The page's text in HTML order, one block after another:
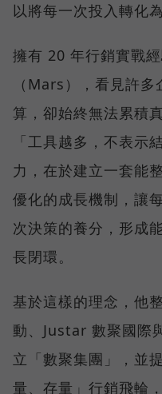
以將每一次投入轉化
擁有 20 年行銷實戰
（Mars），看見許
算，卻始終無法累積
「工具越多，不表示
力，在於建立一套能
優化的成長機制，讓
次決策的養分，形成
長閉環。
基於這樣的理念，他
動、Justar 數聚國際
立「數聚集團」，並
量、存量」行銷飛輪